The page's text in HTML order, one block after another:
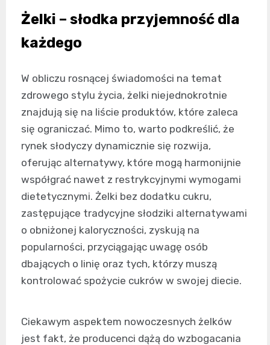
Żelki – słodka przyjemność dla
każdego
W obliczu rosnącej świadomości na temat
zdrowego stylu życia, żelki niejednokrotnie
znajdują się na liście produktów, które zaleca
się ograniczać. Mimo to, warto podkreślić, że
rynek słodyczy dynamicznie się rozwija,
oferując alternatywy, które mogą harmonijnie
współgrać nawet z restrykcyjnymi wymogami
dietetycznymi. Żelki bez dodatku cukru,
zastępujące tradycyjne słodziki alternatywami
o obniżonej kaloryczności, zyskują na
popularności, przyciągając uwagę osób
dbających o linię oraz tych, którzy muszą
kontrolować spożycie cukrów w swojej diecie.
Ciekawym aspektem nowoczesnych żelków
jest fakt, że producenci dążą do wzbogacania